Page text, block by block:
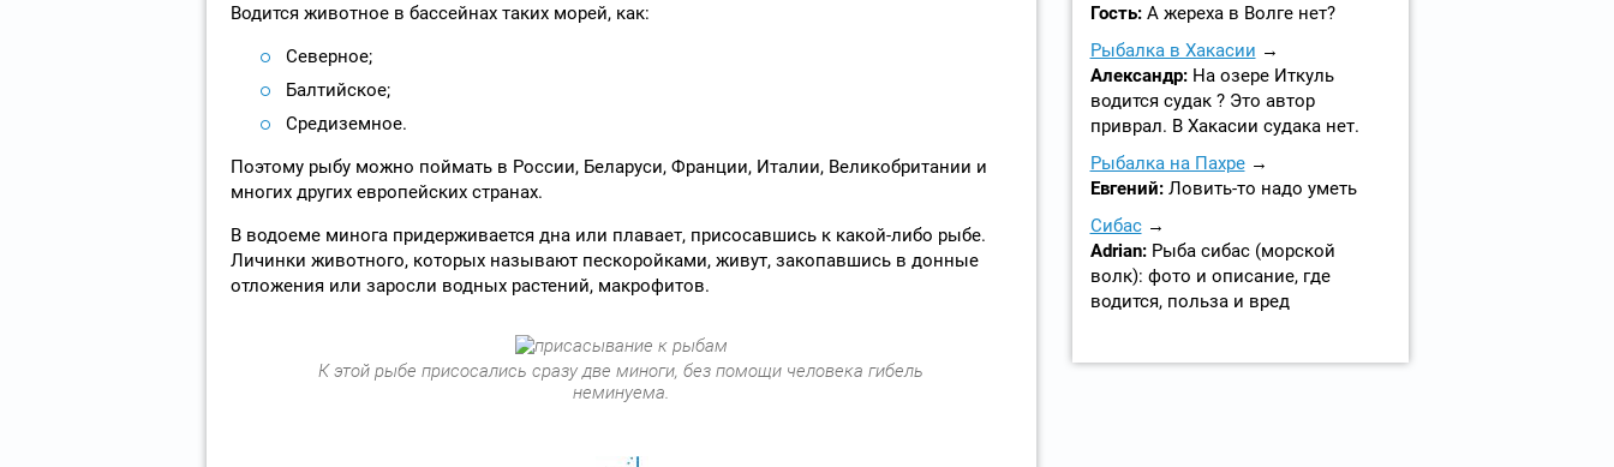
Водится животное в бассейнах таких морей, как:
Северное;
Балтийское;
Средиземное.
Поэтому рыбу можно поймать в России, Беларуси, Франции, Италии, Великобритании и
многих других европейских странах.
В водоеме минога придерживается дна или плавает, присосавшись к какой-либо рыбе.
Личинки животного, которых называют пескоройками, живут, закопавшись в донные
отложения или заросли водных растений, макрофитов.
К этой рыбе присосались сразу две миноги, без помощи человека гибель
неминуема.
Гость: А жереха в Волге нет?
Рыбалка в Хакасии
Александр: На озере Иткуль
водится судак ? Это автор
приврал. В Хакасии судака нет.
Рыбалка на Пахре
Евгений: Ловить-то надо уметь
Сибас
Adrian: Рыба сибас (морской
волк): фото и описание, где
водится, польза и вред